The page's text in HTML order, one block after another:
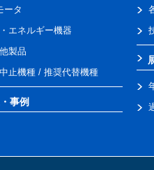
ータ
エネルギー機器
製品
止機種 / 推奨代替機種
事例